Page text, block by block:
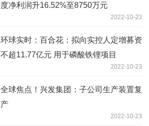
度净利润升16.52%至8750万元
2022-10-23
环球实时：百合花：拟向实控人定增募资
不超11.77亿元 用于磷酸铁锂项目
2022-10-23
全球焦点！兴发集团：子公司生产装置复
产
2022-10-23